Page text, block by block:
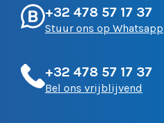
+32 478 57 17 37
Stuur ons op Whatsapp
+32 478 57 17 37
Bel ons vrijblijvend